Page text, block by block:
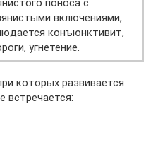
поноса с
включениями,
конъюнктивит,
угнетение.
которых развивается
встречается: